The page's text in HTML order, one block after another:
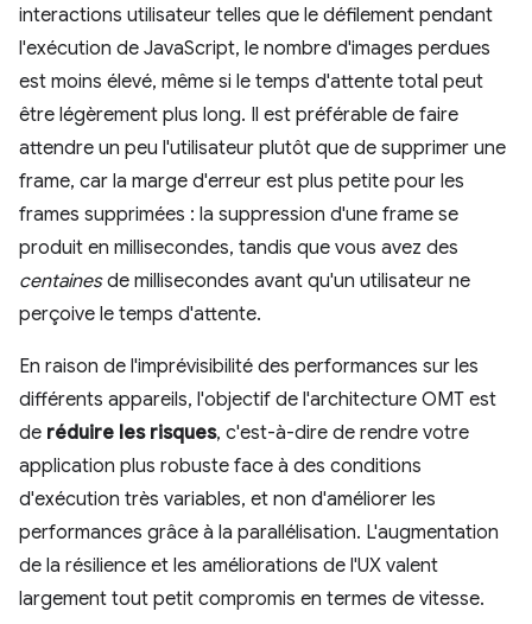
interactions utilisateur telles que le défilement pendant
l'exécution de JavaScript, le nombre d'images perdues
est moins élevé, même si le temps d'attente total peut
être légèrement plus long. Il est préférable de faire
attendre un peu l'utilisateur plutôt que de supprimer une
frame, car la marge d'erreur est plus petite pour les
frames supprimées : la suppression d'une frame se
produit en millisecondes, tandis que vous avez des
centainesde millisecondes avant qu'un utilisateur ne
perçoive le temps d'attente.
En raison de l'imprévisibilité des performances sur les
différents appareils, l'objectif de l'architecture OMT est
de réduire les risques, c'est-à-dire de rendre votre
application plus robuste face à des conditions
d'exécution très variables, et non d'améliorer les
performances grâce à la parallélisation. L'augmentation
de la résilience et les améliorations de l'UX valent
largement tout petit compromis en termes de vitesse.